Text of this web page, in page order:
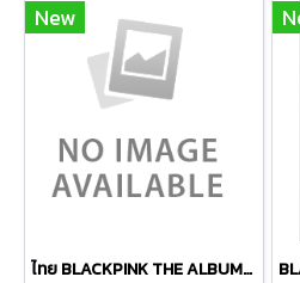
New
ไทย BLACKPINK THE ALBUM-JP ver.- ⑩LISA Ver. -1CD 안녕하세요